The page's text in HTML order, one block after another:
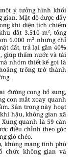
ý tưởng hình khối
gian. Mật độ được đẩy
khi diện tích chiếm
đất 3.510 m², tổng
6.000 m² nhưng chỉ
đất, trả lại gần 40%
giúp thấm nước và tái
nhóm thiết kế gọi là
trống trở thành
đường cong bổ sung,
con mắt xoay quanh
Sân trong này hoạt
hậu, không gian xã
quanh là 59 căn
điều chỉnh theo góc
gió chéo.
không mang tính phô
chức không gian và